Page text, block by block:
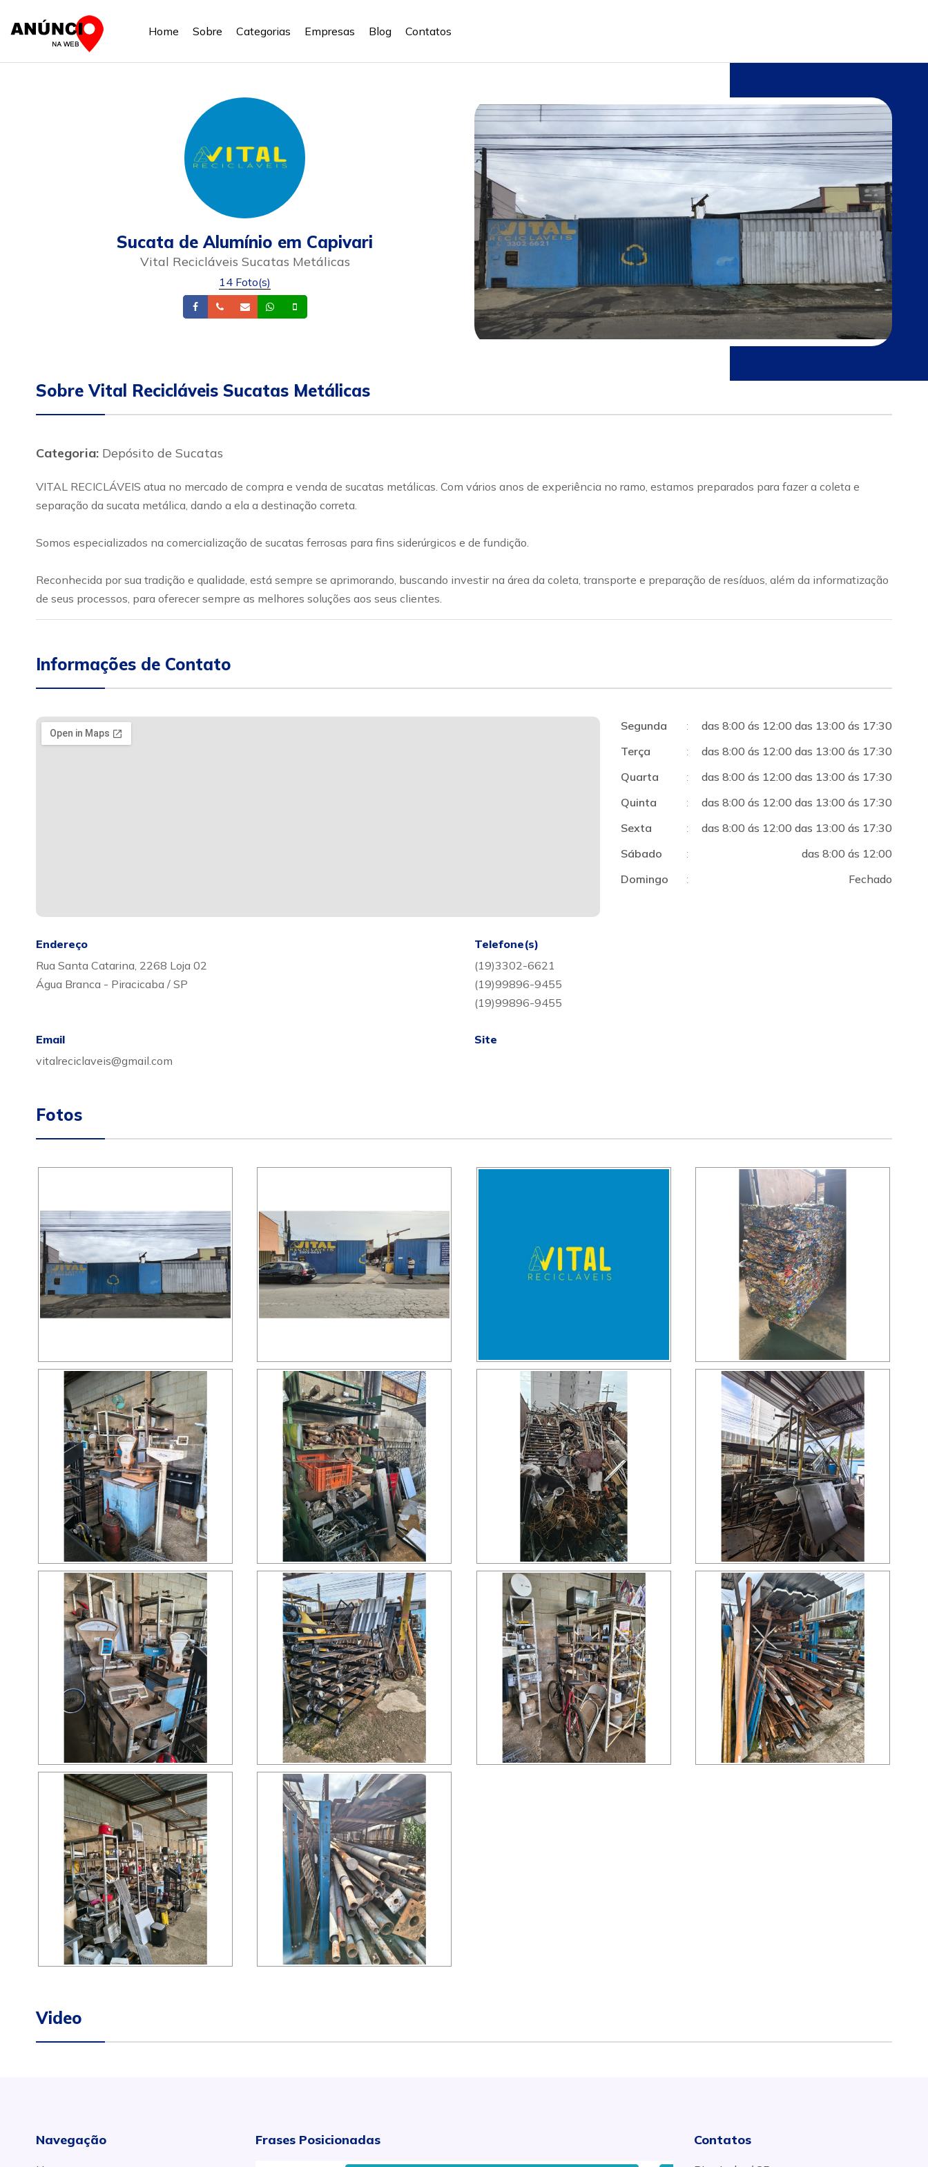
Home Sobre Categorias Empresas Blog Contatos
Sucata de Alumínio em Capivari
Vital Recicláveis Sucatas Metálicas
14 Foto(s)
FacebookTelefoneEmail Whatsapp
Sobre Vital Recicláveis Sucatas Metálicas
Categoria: Depósito de Sucatas
VITAL RECICLÁVEIS atua no mercado de compra e venda de sucatas metálicas. Com vários anos de experiência no ramo, estamos preparados para fazer a coleta e
separação da sucata metálica, dando a ela a destinação correta.
Somos especializados na comercialização de sucatas ferrosas para fins siderúrgicos e de fundição.
Reconhecida por sua tradição e qualidade, está sempre se aprimorando, buscando investir na área da coleta, transporte e preparação de resíduos, além da informatização
de seus processos, para oferecer sempre as melhores soluções aos seus clientes.
Informações de Contato
Segunda :
das 8:00 ás 12:00 das 13:00 ás 17:30
Terça
:
das 8:00 ás 12:00 das 13:00 ás 17:30
Quarta
:
das 8:00 ás 12:00 das 13:00 ás 17:30
Quinta
:
das 8:00 ás 12:00 das 13:00 ás 17:30
Sexta
:
das 8:00 ás 12:00 das 13:00 ás 17:30
Sábado
:
das 8:00 ás 12:00
Domingo
: Fechado
Endereço
Rua Santa Catarina, 2268 Loja 02
Água Branca - Piracicaba / SP
Telefone(s)
(19)3302-6621
(19)99896-9455
(19)99896-9455
Email
vitalreciclaveis@gmail.com
Site
Fotos
Video
Navegação Frases Posicionadas Contatos